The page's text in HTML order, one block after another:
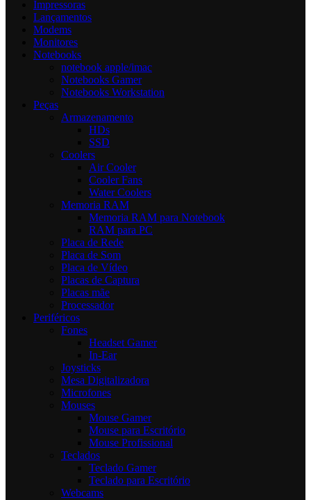
Impressoras
Lançamentos
Modems
Monitores
Notebooks
notebook apple/imac
Notebooks Gamer
Notebooks Workstation
Peças
Armazenamento
HDs
SSD
Coolers
Air Cooler
Cooler Fans
Water Coolers
Memoria RAM
Memoria RAM para Notebook
RAM para PC
Placa de Rede
Placa de Som
Placa de Vídeo
Placas de Captura
Placas mãe
Processador
Periféricos
Fones
Headset Gamer
In-Ear
Joysticks
Mesa Digitalizadora
Microfones
Mouses
Mouse Gamer
Mouse para Escritório
Mouse Profissional
Teclados
Teclado Gamer
Teclado para Escritório
Webcams